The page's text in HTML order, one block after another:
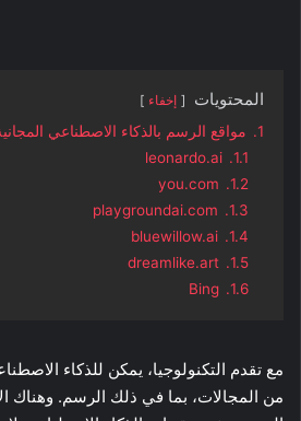
المحتويات إخفاء
1.
مواقع الرسم بالذكاء الاصطناعي
1.1.
leonardo.ai
1.2.
you.com
1.3.
playgroundai.com
1.4.
bluewillow.ai
1.5.
dreamlike.art
1.6.
Bing
مع تقدم التكنولوجيا، يمكن للذكاء
من المجالات، بما في ذلك الرسم. وهناك